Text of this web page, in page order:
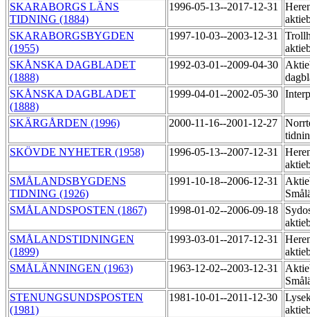
SKARABORGS LÄNS
TIDNING (1884)
1996-05-13--2017-12-31
SKARABORGSBYGDEN
(1955)
1997-10-03--2003-12-31
SKÅNSKA DAGBLADET
(1888)
1992-03-01--2009-04-30
SKÅNSKA DAGBLADET
(1888)
1999-04-01--2002-05-30
SKÄRGÅRDEN (1996) 2000-11-16--2001-12-27
SKÖVDE NYHETER (1958)
1996-05-13--2007-12-31
SMÅLANDSBYGDENS
TIDNING (1926)
1991-10-18--2006-12-31
SMÅLANDSPOSTEN (1867)
1998-01-02--2006-09-18
SMÅLANDSTIDNINGEN
(1899)
1993-03-01--2017-12-31
SMÅLÄNNINGEN (1963)
1963-12-02--2003-12-31
STENUNGSUNDSPOSTEN
(1981)
1981-10-01--2011-12-30